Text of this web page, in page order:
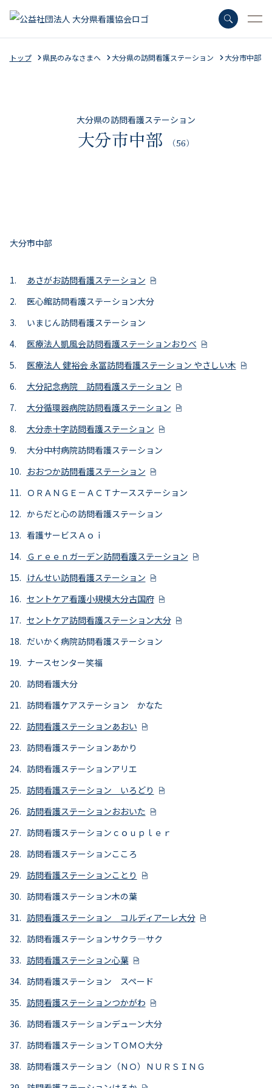
よく検索されているキーワード
月別研修一覧
トップ 県民のみなさまへ 大分県の訪問看護ステーション 大分市中部
大分県の訪問看護ステーション
大分市中部 （56）
大分市中部
あさがお訪問看護ステーション
医心館訪問看護ステーション大分
いまじん訪問看護ステーション
医療法人凱風会訪問看護ステーションおりべ
医療法人 健裕会 永冨訪問看護ステーション やさしい木
大分記念病院 訪問看護ステーション
大分循環器病院訪問看護ステーション
大分赤十字訪問看護ステーション
大分中村病院訪問看護ステーション
おおつか訪問看護ステーション
ＯＲＡＮＧＥ－ＡＣＴナースステーション
からだと心の訪問看護ステーション
看護サービスＡｏｉ
Ｇｒｅｅｎガーデン訪問看護ステーション
けんせい訪問看護ステーション
セントケア看護小規模大分古国府
セントケア訪問看護ステーション大分
だいかく病院訪問看護ステーション
ナースセンター笑福
訪問看護大分
訪問看護ケアステーション かなた
訪問看護ステーションあおい
訪問看護ステーションあかり
訪問看護ステーションアリエ
訪問看護ステーション いろどり
訪問看護ステーションおおいた
訪問看護ステーションｃｏｕｐｌｅｒ
訪問看護ステーションこころ
訪問看護ステーションことり
訪問看護ステーション木の葉
訪問看護ステーション コルディアーレ大分
訪問看護ステーションサクラ―サク
訪問看護ステーション心葉
訪問看護ステーション スペード
訪問看護ステーションつかがわ
訪問看護ステーションデューン大分
訪問看護ステーションＴＯＭＯ大分
訪問看護ステーション（ＮＯ）ＮＵＲＳＩＮＧ